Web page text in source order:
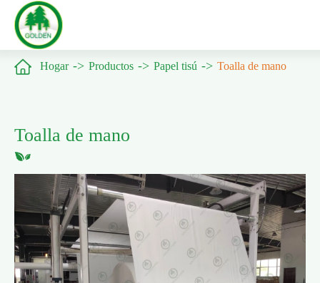
 Hogar Productos Papel tisú Toalla de mano
Toalla de mano